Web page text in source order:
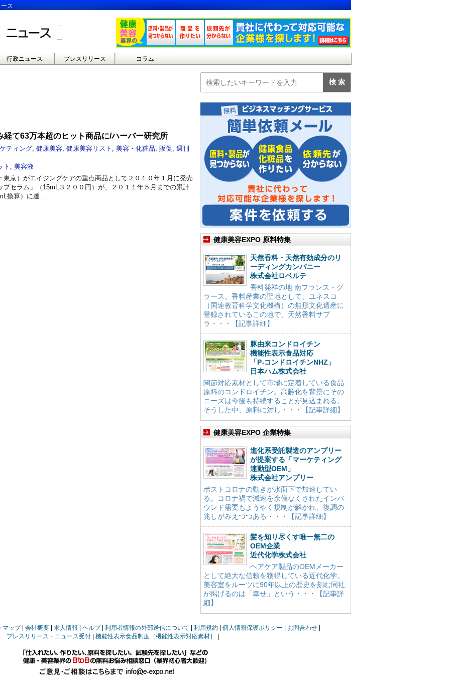
ス
行政ニュース プレスリリース コラム
経て63万本超のヒット商品に/ハーバー研究所
ティング 健康美容 健康美容リスト 美容・化粧品 販促 週刊
ト
美容液
東京）がエイジングケアの重点商品として２０１０年１月に発売
プセラム」（15mL３２００円）が、２０１１年５月までの累計
換算）に達 …
健康美容EXPO 原料特集
天然香料・天然有効成分のリ
ーディングカンパニー
株式会社ロベルテ
香料発祥の地 南フランス・グ
ラース。香料産業の聖地として、ユネスコ
（国連教育科学文化機構）の無形文化遺産に
登録されているこの地で、天然香料サプ
ラ・・・【記事詳細】
豚由来コンドロイチン
機能性表示食品対応
「P-コンドロイチンNHZ」
日本ハム株式会社
関節対応素材として市場に定着している食品
原料のコンドロイチン。高齢化を背景にその
ニーズは今後も持続することが見込まれる。
そうした中、原料に対し・・・【記事詳細】
健康美容EXPO 企業特集
進化系受託製造のアンプリー
が提案する「マーケティング
連動型OEM」
株式会社アンプリー
ポストコロナの動きが水面下で加速してい
る。コロナ禍で減速を余儀なくされたインバ
ウンド需要もようやく規制が解かれ、復調の
兆しがみえつつある・・・【記事詳細】
髪を知り尽くす唯一無二の
OEM企業
近代化学株式会社
ヘアケア製品のOEMメーカー
として絶大な信頼を獲得している近代化学。
美容室をルーツに90年以上の歴史を刻む同社
が掲げるのは「幸せ」という・・・【記事詳
細】
マップ 会社概要 求人情報 ヘルプ 利用者情報の外部送信について 利用規約 個人情報保護ポリシー
お問合わせ
プレスリリース・ニュース受付
機能性表示食品制度［機能性表示対応素材］